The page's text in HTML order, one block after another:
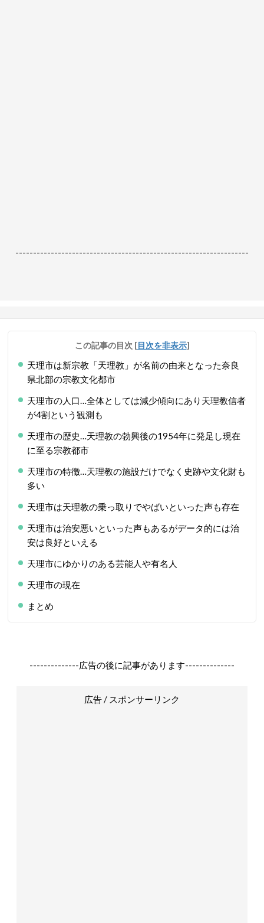
------------------------------------------------------------------
この記事の目次 [目次を非表示]
天理市は新宗教「天理教」が名前の由来となった奈良
県北部の宗教文化都市
天理市の人口…全体としては減少傾向にあり天理教信者
が4割という観測も
天理市の歴史…天理教の勃興後の1954年に発足し現在
に至る宗教都市
天理市の特徴…天理教の施設だけでなく史跡や文化財も
多い
天理市は天理教の乗っ取りでやばいといった声も存在
天理市は治安悪いといった声もあるがデータ的には治
安は良好といえる
天理市にゆかりのある芸能人や有名人
天理市の現在
まとめ
--------------広告の後に記事があります--------------
広告 / スポンサーリンク